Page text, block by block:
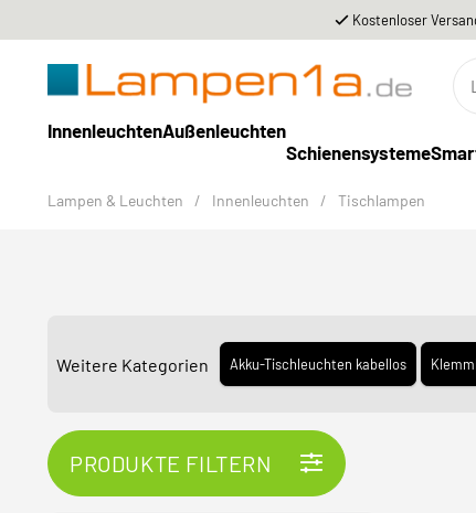
Kostenloser
InnenleuchtenAußenleuchten
Schienensysteme
Lampen & Leuchten / Innenleuchten / Tischlampen
Weitere Kategorien Akku-Tischleuchten kabellos
PRODUKTE FILTERN